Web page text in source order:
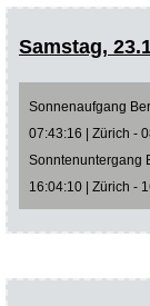
Samstag,
Sonnenaufgang
07:43:16 | Zürich -
Sonntenuntergang
16:04:10 | Zürich -